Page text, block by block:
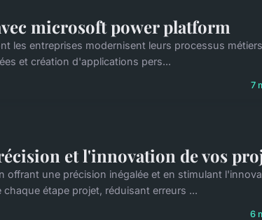
microsoft power platform
les entreprises modernisent leurs processus
et création d'applications pers...
7
et l'innovation de vos
offrant une précision inégalée et en stimulant
étape projet, réduisant erreurs ...
6